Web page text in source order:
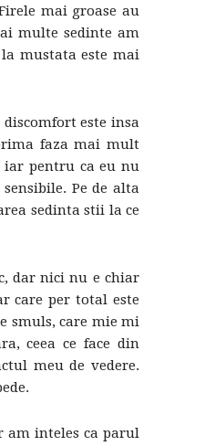
mai groase au
multe sedinte am
mustata este mai
este insa
faza mai mult
iar pentru ca eu nu
Pe de alta
sedinta stii la ce
dar nici nu e chiar
care per total este
smuls, care mie mi
ceea ce face din
meu de vedere.
am inteles ca parul